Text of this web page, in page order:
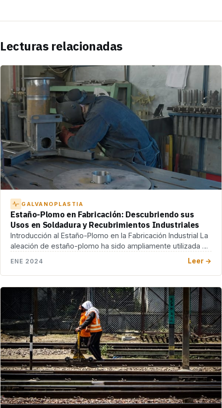
Lecturas relacionadas
GALVANOPLASTIA
Estaño-Plomo en Fabricación: Descubriendo sus
Usos en Soldadura y Recubrimientos Industriales
Introducción al Estaño-Plomo en la Fabricación Industrial La
aleación de estaño-plomo ha sido ampliamente utilizada en
ENE 2024 Leer →